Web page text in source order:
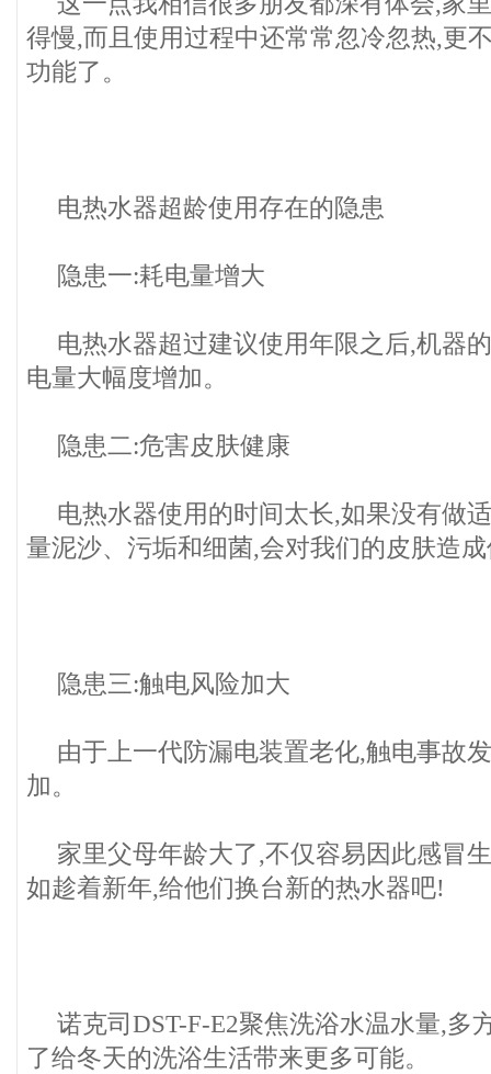
得慢,而且使用过程中还常常忽冷忽热,更
功能了。
电热水器超龄使用存在的隐患
隐患一:耗电量增大
电热水器超过建议使用年限之后,机器
电量大幅度增加。
隐患二:危害皮肤健康
电热水器使用的时间太长,如果没有做
量泥沙、污垢和细菌,会对我们的皮肤造
隐患三:触电风险加大
由于上一代防漏电装置老化,触电事故
加。
家里父母年龄大了,不仅容易因此感冒
如趁着新年,给他们换台新的热水器吧!
诺克司DST-F-E2聚焦洗浴水温水量,多
了给冬天的洗浴生活带来更多可能。